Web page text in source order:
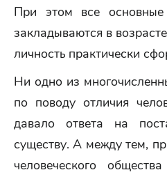
При этом все основные
закладываются в
личность практически
Ни одно из
по поводу отличия
давало ответа на
существу. А между тем,
человеческого